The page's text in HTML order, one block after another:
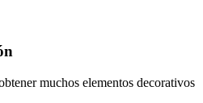
muchos elementos decorativos